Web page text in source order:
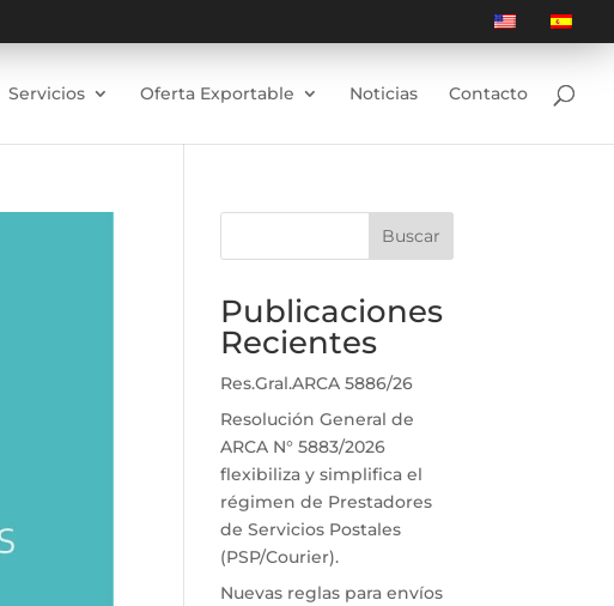
Servicios Oferta Exportable Noticias Contacto
Buscar
Publicaciones
Recientes
Res.Gral.ARCA 5886/26
Resolución General de
ARCA N° 5883/2026
flexibiliza y simplifica el
régimen de Prestadores
de Servicios Postales
(PSP/Courier).
Nuevas reglas para envíos